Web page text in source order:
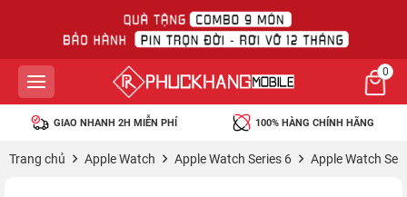
0
GIAO NHANH 2H MIỄN PHÍ 100% HÀNG CHÍNH HÃNG
Trang chủ Apple Watch Apple Watch Series 6 Apple Watch